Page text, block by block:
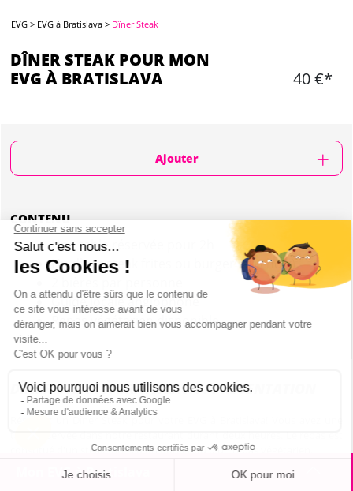
EVG > EVG à Bratislava > Dîner Steak
DÎNER STEAK POUR MON
EVG À BRATISLAVA
40 €*
Ajouter
CONTENU
Une table réservée pour 2h
Un dîner steak frites ou burger (au choix)
Guide locale anglophone
Repas végétarien disponible
DÎNER STEAK À BRATISLAVA : PRÉSENTATION
Réservez un Dîner Steak pour votre EVG à Bratislava! Vous avez une
constitué d'un steak frites, d'un burger ou d'un repas végétarien.
Le restaurant est dans le centre ville et vous pouvez donc réserver
Mon EVG à Bratislava